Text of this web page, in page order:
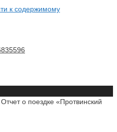
к содержимому
Отчет о поездке «Протвинский